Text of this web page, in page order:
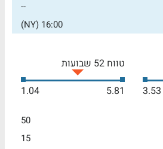
--
16:00 (NY)
3.53
טווח 52 שבועות
5.81
1.04
50
15